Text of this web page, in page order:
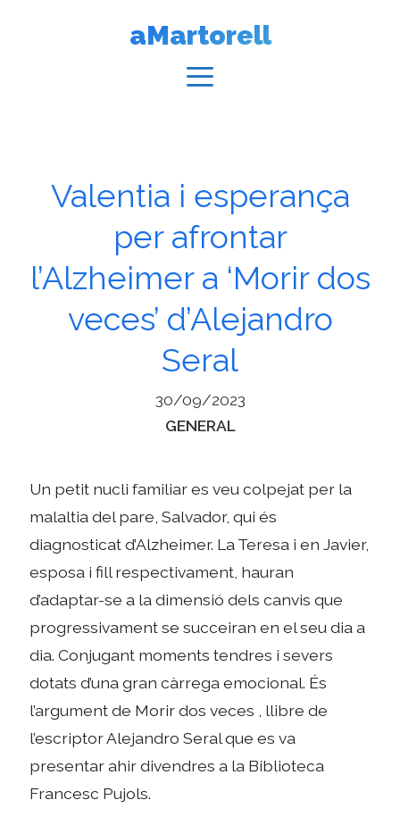
aMartorell
Valentia i esperança
per afrontar
l’Alzheimer a ‘Morir dos
veces’ d’Alejandro
Seral
30/09/2023
Categories
GENERAL
Un petit nucli familiar es veu colpejat per la
malaltia del pare, Salvador, qui és
diagnosticat d’Alzheimer. La Teresa i en Javier,
esposa i fill respectivament, hauran
d’adaptar-se a la dimensió dels canvis que
progressivament se succeiran en el seu dia a
dia. Conjugant moments tendres i severs
dotats d’una gran càrrega emocional. És
l’argument de Morir dos veces , llibre de
l’escriptor Alejandro Seral que es va
presentar ahir divendres a la Biblioteca
Francesc Pujols.